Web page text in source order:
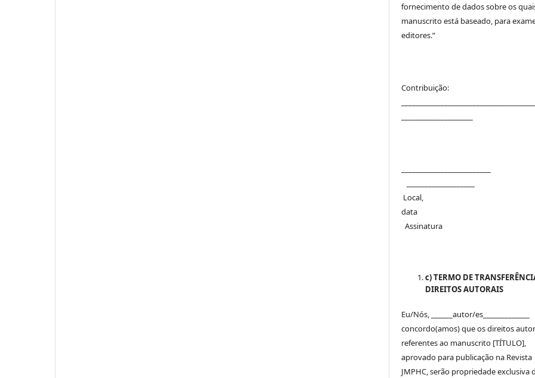
fornecimento de dados sobre os
manuscrito está baseado, para
editores.”
Contribuição:
Local,
Assinatura
c) TERMO DE
DIREITOS AUTORAIS
Eu/Nós, ______autor/es_____________
concordo(amos) que os direitos
referentes ao manuscrito [TÍTULO],
aprovado para publicação na Revista
JMPHC, serão propriedade exclusiva